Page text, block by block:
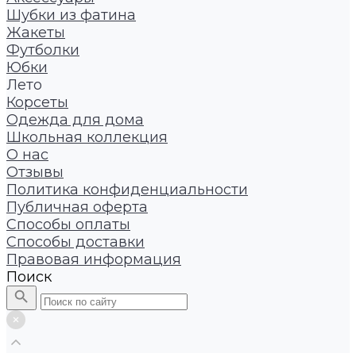
Шубки из фатина
Жакеты
Футболки
Юбки
Лето
Корсеты
Одежда для дома
Школьная коллекция
О нас
Отзывы
Политика конфиденциальности
Публичная оферта
Способы оплаты
Способы доставки
Правовая информация
Поиск